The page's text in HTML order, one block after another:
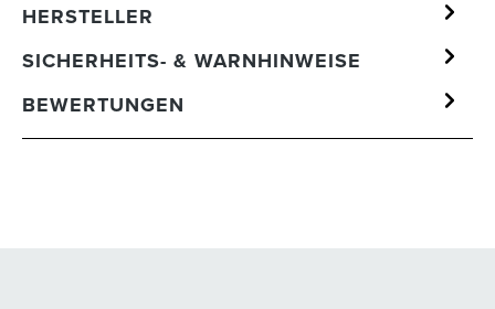
HERSTELLER
SICHERHEITS- & WARNHINWEISE
BEWERTUNGEN